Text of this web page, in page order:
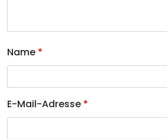
Name *
E-Mail-Adresse *